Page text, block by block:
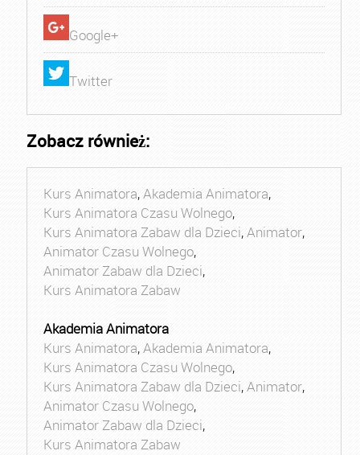
Google+
Twitter
Zobacz również:
Kurs Animatora,Akademia Animatora,
Kurs Animatora Czasu Wolnego,
Kurs Animatora Zabaw dla Dzieci,Animator,
Animator Czasu Wolnego,
Animator Zabaw dla Dzieci,
Kurs Animatora Zabaw
Akademia Animatora
Kurs Animatora,Akademia Animatora,
Kurs Animatora Czasu Wolnego,
Kurs Animatora Zabaw dla Dzieci,Animator,
Animator Czasu Wolnego,
Animator Zabaw dla Dzieci,
Kurs Animatora Zabaw